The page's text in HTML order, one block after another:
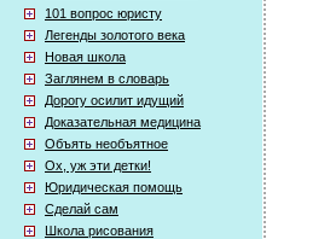
101 вопрос юристу
Легенды золотого века
Новая школа
Заглянем в словарь
Дорогу осилит идущий
Доказательная медицина
Объять необъятное
Ох, уж эти детки!
Юридическая помощь
Сделай сам
Школа рисования